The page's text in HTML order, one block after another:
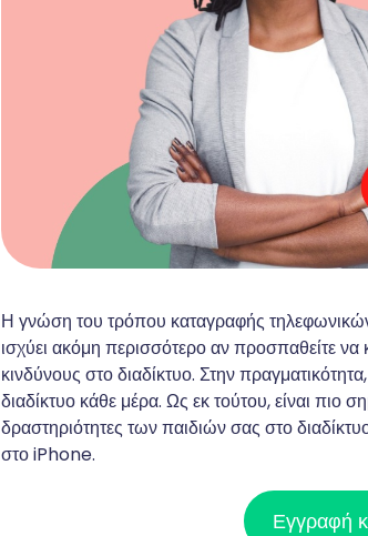
Η γνώση του τρόπου καταγραφής
ισχύει ακόμη περισσότερο αν προσπαθείτε
κινδύνους στο διαδίκτυο. Στην
διαδίκτυο κάθε μέρα. Ως εκ τούτου, είναι πιο
δραστηριότητες των παιδιών σας στο
στο iPhone.
Εγγραφή